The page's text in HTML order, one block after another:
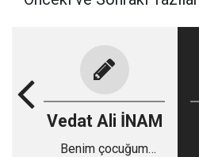
Vedat Ali İNAM
Benim çocuğum